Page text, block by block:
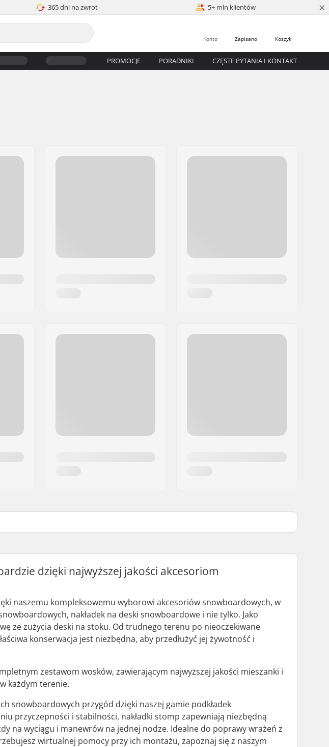
365 dni na zwrot 5+ mln klientów ×
Koszyk
Zapisano
Konto
PROMOCJE PORADNIKI CZĘSTE PYTANIA I KONTAKT
dzięki najwyższej jakości akcesoriom
naszemu kompleksowemu wyborowi akcesoriów snowboardowych, w
nakładek na deski snowboardowe i nie tylko. Jako
ze zużycia deski na stoku. Od trudnego terenu po nieoczekiwane
konserwacja jest niezbędna, aby przedłużyć jej żywotność i
zestawom wosków, zawierającym najwyższej jakości mieszanki i
każdym terenie.
snowboardowych przygód dzięki naszej gamie podkładek
przyczepności i stabilności, nakładki stomp zapewniają niezbędną
na wyciągu i manewrów na jednej nodze. Idealne do poprawy wrażeń z
wirtualnej pomocy przy ich montażu, zapoznaj się z naszym